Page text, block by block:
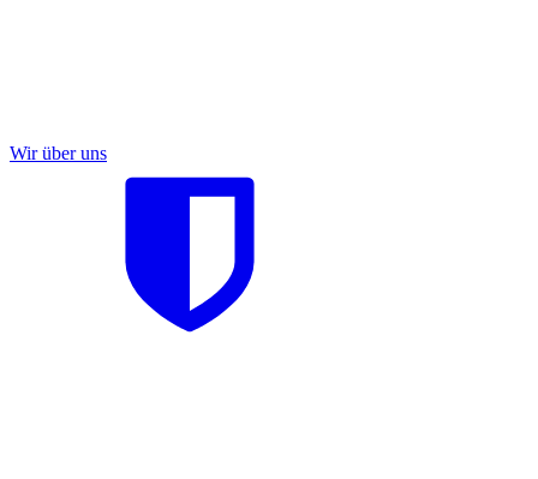
Wir über uns